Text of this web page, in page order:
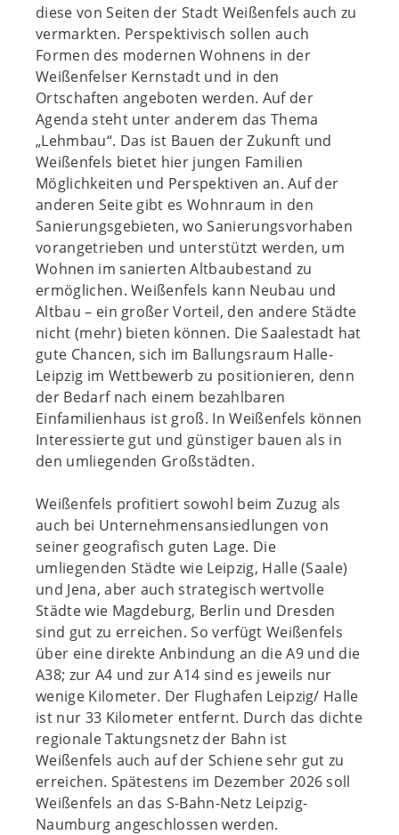
diese von Seiten der Stadt Weißenfels auch zu
vermarkten. Perspektivisch sollen auch
Formen des modernen Wohnens in der
Weißenfelser Kernstadt und in den
Ortschaften angeboten werden. Auf der
Agenda steht unter anderem das Thema
„Lehmbau“. Das ist Bauen der Zukunft und
Weißenfels bietet hier jungen Familien
Möglichkeiten und Perspektiven an. Auf der
anderen Seite gibt es Wohnraum in den
Sanierungsgebieten, wo Sanierungsvorhaben
vorangetrieben und unterstützt werden, um
Wohnen im sanierten Altbaubestand zu
ermöglichen. Weißenfels kann Neubau und
Altbau – ein großer Vorteil, den andere Städte
nicht (mehr) bieten können. Die Saalestadt hat
gute Chancen, sich im Ballungsraum Halle-
Leipzig im Wettbewerb zu positionieren, denn
der Bedarf nach einem bezahlbaren
Einfamilienhaus ist groß. In Weißenfels können
Interessierte gut und günstiger bauen als in
den umliegenden Großstädten.
Weißenfels profitiert sowohl beim Zuzug als
auch bei Unternehmensansiedlungen von
seiner geografisch guten Lage. Die
umliegenden Städte wie Leipzig, Halle (Saale)
und Jena, aber auch strategisch wertvolle
Städte wie Magdeburg, Berlin und Dresden
sind gut zu erreichen. So verfügt Weißenfels
über eine direkte Anbindung an die A9 und die
A38; zur A4 und zur A14 sind es jeweils nur
wenige Kilometer. Der Flughafen Leipzig/ Halle
ist nur 33 Kilometer entfernt. Durch das dichte
regionale Taktungsnetz der Bahn ist
Weißenfels auch auf der Schiene sehr gut zu
erreichen. Spätestens im Dezember 2026 soll
Weißenfels an das S-Bahn-Netz Leipzig-
Naumburg angeschlossen werden.